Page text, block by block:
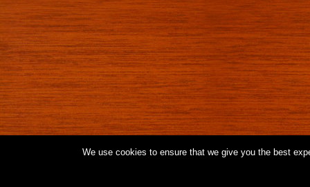
We use cookies to ensure that we give you the best